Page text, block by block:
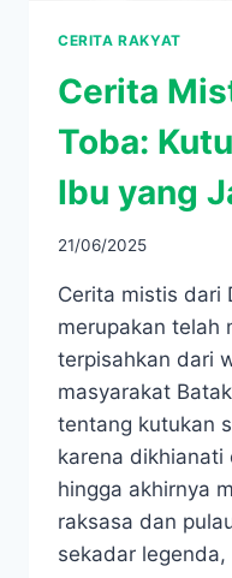
CERITA RAKYAT
Cerita
Toba:
Ibu yang
21/06/2025
Cerita mistis dari
merupakan telah
terpisahkan dari
masyarakat
tentang kutukan
karena dikhianati
hingga akhirnya
raksasa dan
sekadar